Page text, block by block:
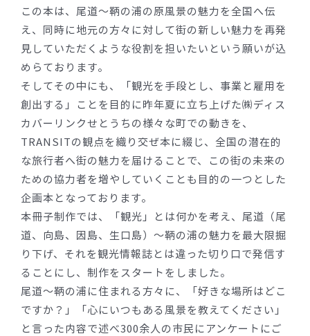
この本は、尾道〜鞆の浦の原風景の魅力を全国へ伝
え、同時に地元の方々に対して街の新しい魅力を再発
見していただくような役割を担いたいという願いが込
めらております。
そしてその中にも、「観光を手段とし、事業と雇用を
創出する」ことを目的に昨年夏に立ち上げた㈱ディス
カバーリンクせとうちの様々な町での動きを、
TRANSITの観点を織り交ぜ本に綴じ、全国の潜在的
な旅行者へ街の魅力を届けることで、この街の未来の
ための協力者を増やしていくことも目的の一つとした
企画本となっております。
本冊子制作では、「観光」とは何かを考え、尾道（尾
道、向島、因島、生口島）〜鞆の浦の魅力を最大限掘
り下げ、それを観光情報誌とは違った切り口で発信す
ることにし、制作をスタートをしました。
尾道〜鞆の浦に住まれる方々に、「好きな場所はどこ
ですか？」「心にいつもある風景を教えてください」
と言った内容で述べ300余人の市民にアンケートにご